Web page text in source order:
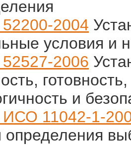
2004
условия и
2006
и
11042-1-